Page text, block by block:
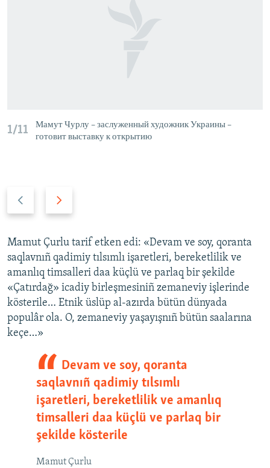
1/11
Мамут Чурлу – заслуженный художник Украины –
готовит выставку к открытию
v
i
o
u
s
s
l
t
s
l
i
d
e
Mamut Çurlu tarif etken edi: «Devam ve soy, qoranta
saqlavnıñ qadimiy tılsımlı işaretleri, bereketlilik ve
amanlıq timsalleri daa küçlü ve parlaq bir şekilde
«Çatırdağ» icadiy birleşmesiniñ zemaneviy işlerinde
kösterile… Etnik üslüp al-azırda bütün dünyada
populâr ola. O, zemaneviy yaşayışnıñ bütün saalarına
keçe…»
Devam ve soy, qoranta
saqlavnıñ qadimiy tılsımlı
işaretleri, bereketlilik ve amanlıq
timsalleri daa küçlü ve parlaq bir
şekilde kösterile
Mamut Çurlu